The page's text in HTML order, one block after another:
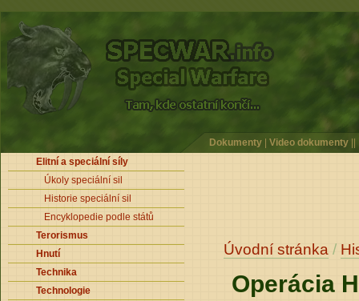
Dokumenty Video dokumenty
Elitní a speciální síly
Úkoly speciální sil
Historie speciální sil
Encyklopedie podle států
Terorismus
Hnutí
Technika
Technologie
Úvodní stránka /
Operácia